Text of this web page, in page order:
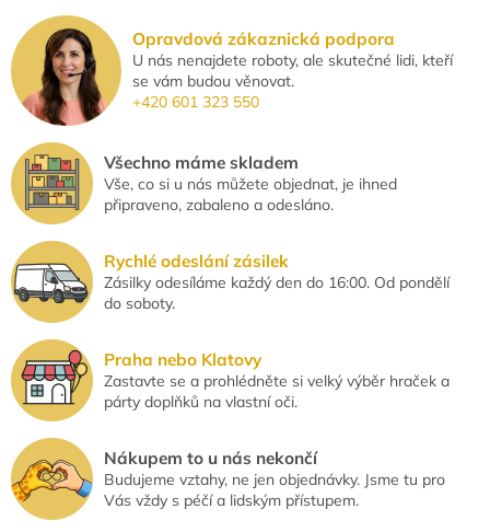
a
c
í
p
r
k
y
v
ý
i
s
u
á
n
í
Opravdová zákaznická podpora
U nás nenajdete roboty, ale skutečné lidi, kteří
se vám budou věnovat.
+420 601 323 550
Všechno máme skladem
Vše, co si u nás můžete objednat, je ihned
připraveno, zabaleno a odesláno.
Rychlé odeslání zásilek
Zásilky odesíláme každý den do 16:00. Od pondělí
do soboty.
Praha nebo Klatovy
Zastavte se a prohlédněte si velký výběr hraček a
párty doplňků na vlastní oči.
Nákupem to u nás nekončí
Budujeme vztahy, ne jen objednávky. Jsme tu pro
Vás vždy s péčí a lidským přístupem.